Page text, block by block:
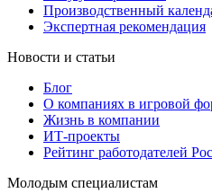
Производственный
Экспертная рекомендация
Новости и статьи
Блог
О компаниях в игровой
Жизнь в компании
ИТ-проекты
Рейтинг работодателей
Молодым специалистам